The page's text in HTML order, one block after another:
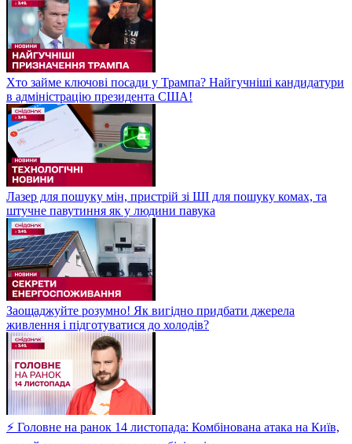
Хто займе ключові посади у Трампа? Найгучніші кандидатури
в адміністрацію президента США!
Лазер для пошуку мін, пристрій зі ШІ для пошуку комах, та
штучне павутиння як у людини павука
Заощаджуйте розумно! Як вигідно придбати джерела
живлення і підготуватися до холодів?
⚡ Головне на ранок 14 листопада: Комбінована атака на Київ,